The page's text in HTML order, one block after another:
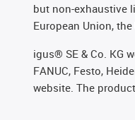
but non-exhaustive
European Union,
igus® SE & Co. KG
FANUC, Festo,
website. The